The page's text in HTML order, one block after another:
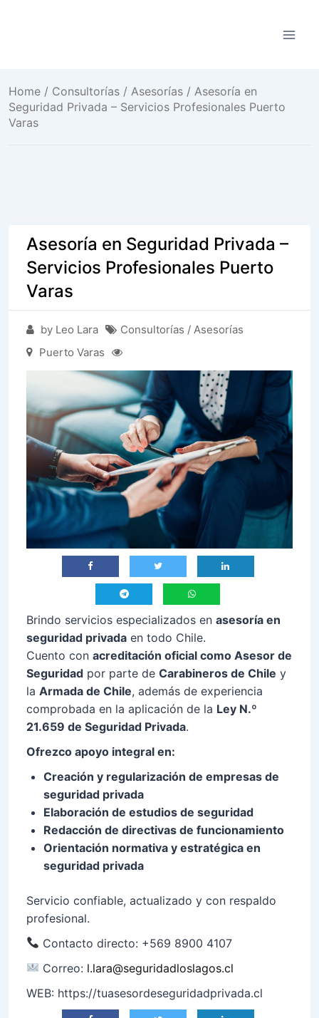
Home / Consultorías / Asesorías / Asesoría en
Seguridad Privada – Servicios Profesionales Puerto
Varas
Asesoría en Seguridad Privada –
Servicios Profesionales Puerto
Varas
by Leo Lara
Consultorías / Asesorías
Puerto Varas
Brindo servicios especializados en asesoría en
seguridad privada en todo Chile.
Cuento con acreditación oficial como Asesor de
Seguridad por parte de Carabineros de Chile y
la Armada de Chile, además de experiencia
comprobada en la aplicación de la Ley N.º
21.659 de Seguridad Privada.
Ofrezco apoyo integral en:
Creación y regularización de empresas de
seguridad privada
Elaboración de estudios de seguridad
Redacción de directivas de funcionamiento
Orientación normativa y estratégica en
seguridad privada
Servicio confiable, actualizado y con respaldo
profesional.
Contacto directo: +569 8900 4107
Correo: l.lara@seguridadloslagos.cl
WEB: https://tuasesordeseguridadprivada.cl